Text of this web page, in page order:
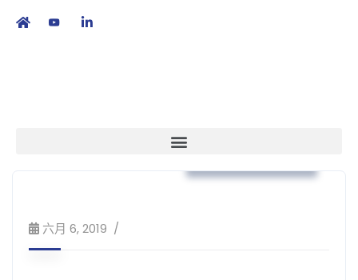
六月 6, 2019